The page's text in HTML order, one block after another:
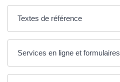
Textes de référence
Services en ligne et formulaires